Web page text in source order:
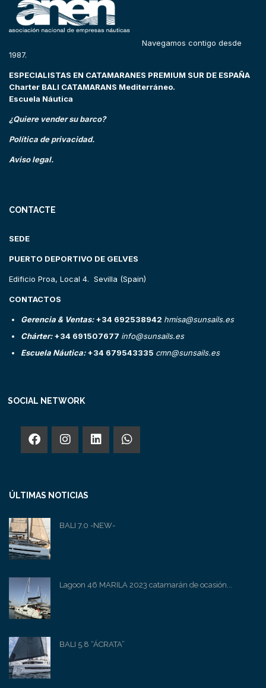
Navegamos contigo desde
1987.
ESPECIALISTAS EN CATAMARANES PREMIUM SUR DE ESPAÑA
Charter BALI CATAMARANS Mediterráneo.
Escuela Náutica
¿Quiere vender su barco?
Política de privacidad.
Aviso legal.
CONTACTE
SEDE
PUERTO DEPORTIVO DE GELVES
Edificio Proa, Local 4. Sevilla (Spain)
CONTACTOS
Gerencia & Ventas:+34 692538942 hmisa@sunsails.es
Chárter:+34 691507677 info@sunsails.es
Escuela Náutica:+34 679543335 cmn@sunsails.es
SOCIAL NETWORK
ÚLTIMAS NOTICIAS
BALI 7.0 -NEW-
Lagoon 46 MARILA 2023 catamarán de ocasión...
BALI 5.8 “ÁCRATA”